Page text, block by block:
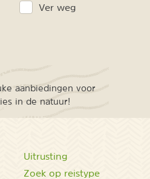
Ver weg
aanbiedingen voor
in de natuur!
Uitrusting
Zoek op reistype